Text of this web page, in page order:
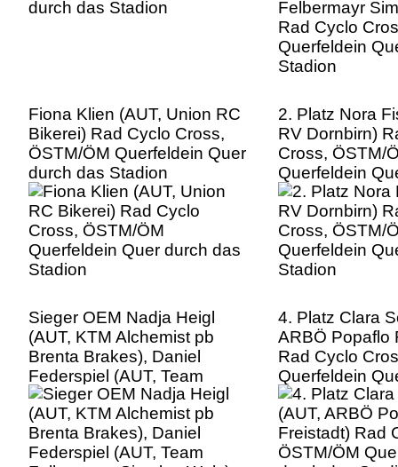
Fiona Klien (AUT, Union RC
Bikerei) Rad Cyclo Cross,
ÖSTM/ÖM Querfeldein Quer
durch das Stadion
2. Platz Nora
RV Dornbirn)
Cross, ÖSTM/
Querfeldein
Stadion
Sieger OEM Nadja Heigl
(AUT, KTM Alchemist pb
Brenta Brakes), Daniel
Federspiel (AUT, Team
Felbermayr Simplon Wels)
Rad Cyclo Cross, ÖSTM/ÖM
Querfeldein Quer durch das
Stadion
4. Platz Clara
ARBÖ Popaflo
Rad Cyclo
Querfeldein
Stadion